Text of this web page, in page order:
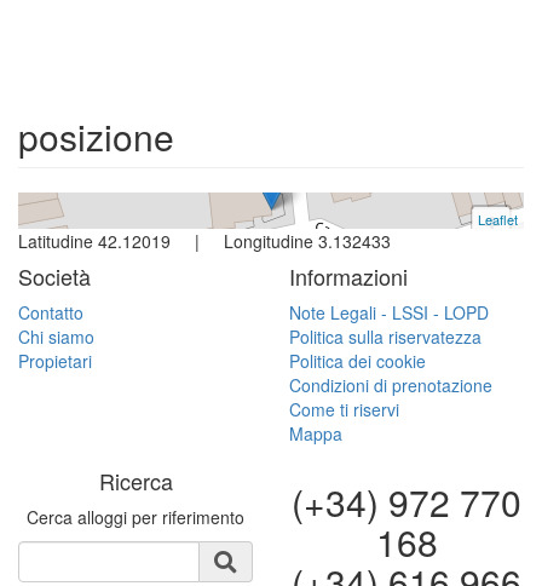
posizioneRef. Tramunta4d | Vendita
+
Leaflet
Latitudine 42.12019 | Longitudine 3.132433
Società
Contatto
Chi siamo
Propietari
Informazioni
Note Legali - LSSI - LOPD
Politica sulla riservatezza
Politica dei cookie
Condizioni di prenotazione
Come ti riservi
Mappa
Ricerca
Cerca alloggi per riferimento (+34) 972 770
168